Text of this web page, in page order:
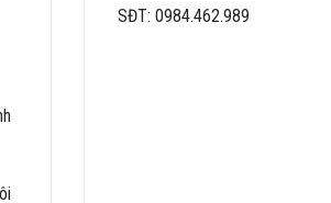
SĐT: 0984.462.989